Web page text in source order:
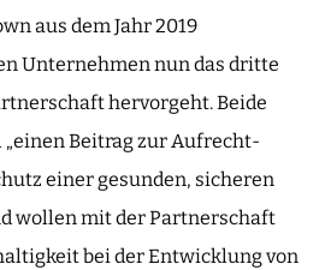
aus dem Jahr 2019
Unternehmen nun das dritte
hervorgeht. Beide
„einen Beitrag zur Aufrecht­
einer gesunden, sicheren
wollen mit der Partnerschaft
bei der Entwicklung von